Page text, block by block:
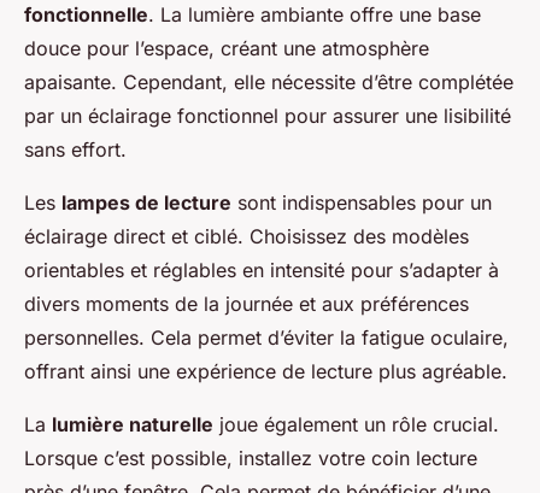
fonctionnelle. La lumière ambiante offre une base
douce pour l’espace, créant une atmosphère
apaisante. Cependant, elle nécessite d’être complétée
par un éclairage fonctionnel pour assurer une lisibilité
sans effort.
Les lampes de lecture sont indispensables pour un
éclairage direct et ciblé. Choisissez des modèles
orientables et réglables en intensité pour s’adapter à
divers moments de la journée et aux préférences
personnelles. Cela permet d’éviter la fatigue oculaire,
offrant ainsi une expérience de lecture plus agréable.
La lumière naturelle joue également un rôle crucial.
Lorsque c’est possible, installez votre coin lecture